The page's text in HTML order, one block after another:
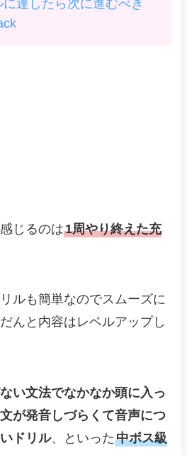
に達したら次に進むべき
じるのは1周やり終えた充
ルも簡単なのでスムーズに
んと内容はレベルアップし
い文法でなかなか頭に入っ
が発音しづらくて音声につ
ドリル、といった中ボス級